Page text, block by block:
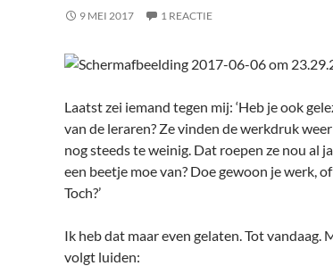
9 MEI 2017 1 REACTIE
Laatst zei iemand tegen mij: ‘Heb je ook
van de leraren? Ze vinden de werkdruk
nog steeds te weinig. Dat roepen ze nou al
een beetje moe van? Doe gewoon je werk,
Toch?’
Ik heb dat maar even gelaten. Tot vandaag.
volgt luiden: